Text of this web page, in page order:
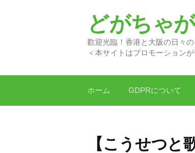
へ
どがちゃ
歡迎光臨！香港と大
＜本サイトはプロモーション
ホーム GDPRについて
【こうせつと